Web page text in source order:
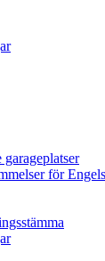
för